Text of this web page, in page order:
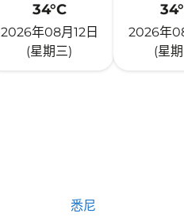
34°C
2026年08月12日
(星期三)
2026年
(星
悉尼